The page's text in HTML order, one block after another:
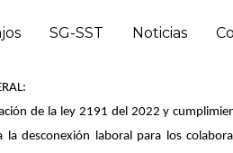
SG-SST Noticias
de la ley 2191 del 2022 y
la desconexión laboral para los